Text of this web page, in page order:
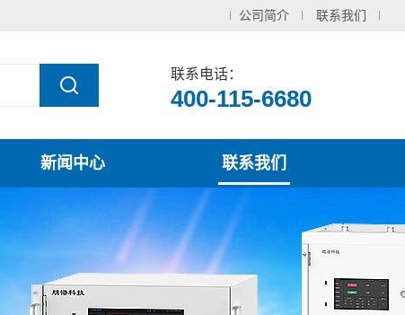
公司简介 联系我们
联系电话：
400-115-6680
新闻中心 联系我们